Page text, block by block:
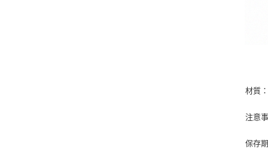
材質
注意
保存